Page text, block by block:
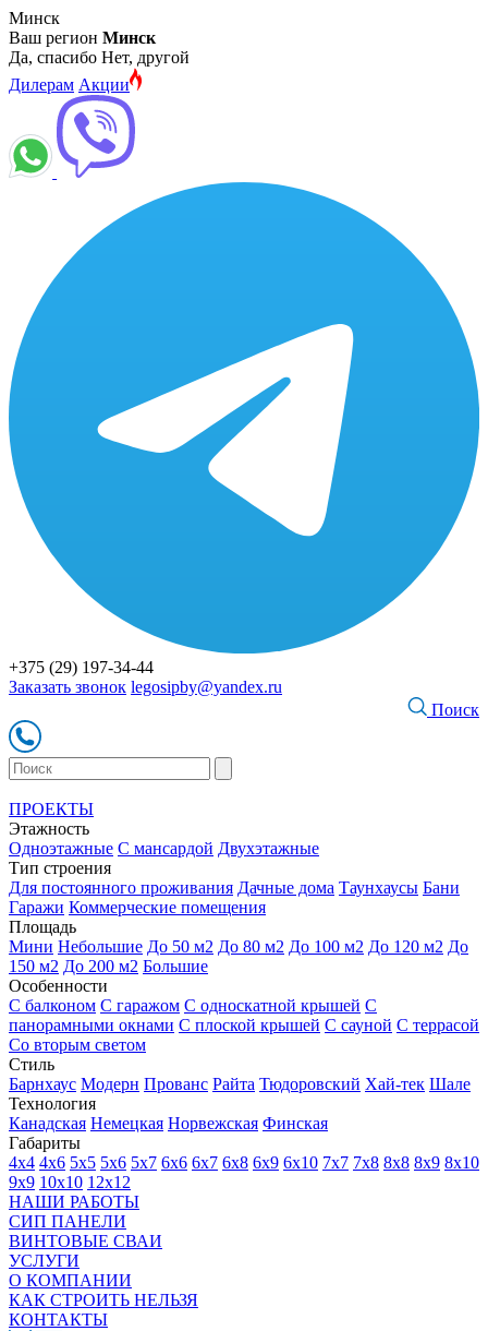
Минск
Ваш регион Минск
Да, спасибо Нет, другой
Дилерам Акции
+375 (29) 197-34-44
Заказать звонок legosipby@yandex.ru
Поиск
ПРОЕКТЫ
Этажность
Одноэтажные С мансардой Двухэтажные
Тип строения
Для постоянного проживания Дачные дома Таунхаусы Бани
Гаражи Коммерческие помещения
Площадь
Мини Небольшие До 50 м2 До 80 м2 До 100 м2 До 120 м2 До
150 м2 До 200 м2 Большие
Особенности
С балконом С гаражом С односкатной крышей С
панорамными окнами С плоской крышей С сауной С террасой
Со вторым светом
Стиль
Барнхаус Модерн Прованс Райта Тюдоровский Хай-тек Шале
Технология
Канадская Немецкая Норвежская Финская
Габариты
4х4 4х6 5х5 5х6 5х7 6х6 6х7 6х8 6х9 6х10 7х7 7х8 8х8 8х9 8х10
9х9 10х10 12х12
НАШИ РАБОТЫ
СИП ПАНЕЛИ
ВИНТОВЫЕ СВАИ
УСЛУГИ
О КОМПАНИИ
КАК СТРОИТЬ НЕЛЬЗЯ
КОНТАКТЫ